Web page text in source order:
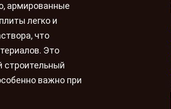
армированные
легко и
что
Это
строительный
важно при